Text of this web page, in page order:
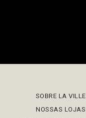
SOBRE LA VILLE
NOSSAS LOJAS